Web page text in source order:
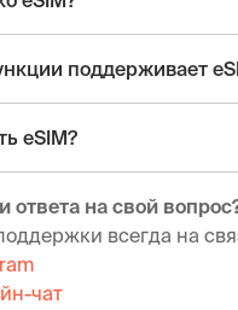
поддерживает
eSIM?
ответа на свой
всегда на
чат